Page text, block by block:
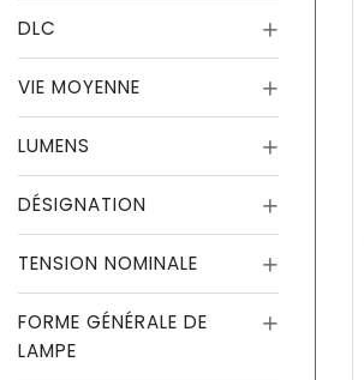
DLC
VIE MOYENNE
LUMENS
DÉSIGNATION
TENSION NOMINALE
FORME GÉNÉRALE DE
LAMPE